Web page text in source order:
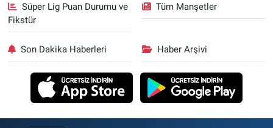
Süper Lig Puan Durumu ve
Fikstür
Tüm Manşetler
Son Dakika Haberleri Haber Arşivi